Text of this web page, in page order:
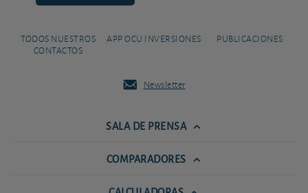
TODOS NUESTROS
CONTACTOS
APP OCU INVERSIONES PUBLICACIONES
Newsletter
SALA DE PRENSA
COMPARADORES